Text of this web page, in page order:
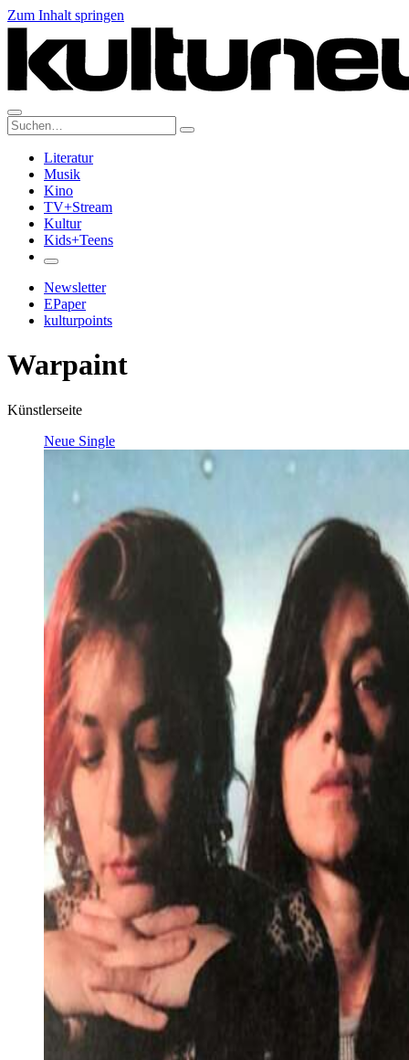
Zum Inhalt springen
Suche:
Literatur
Musik
Kino
TV+Stream
Kultur
Kids+Teens
Newsletter
EPaper
kulturpoints
Warpaint
Künstlerseite
Neue Single